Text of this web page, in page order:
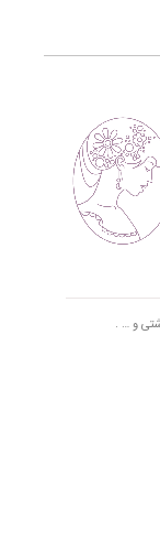
و … .